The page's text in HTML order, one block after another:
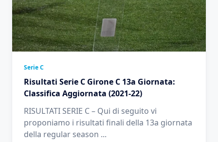
Serie C
Risultati Serie C Girone C 13a Giornata:
Classifica Aggiornata (2021-22)
RISULTATI SERIE C – Qui di seguito vi
proponiamo i risultati finali della 13a giornata
della regular season ...